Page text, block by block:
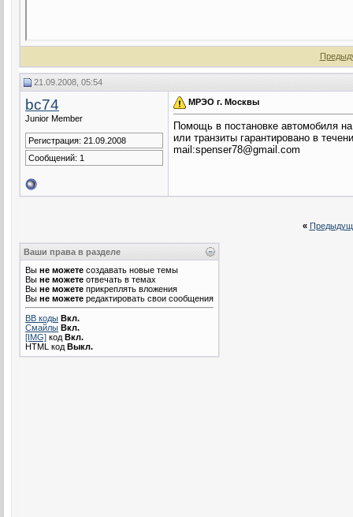
21.09.2008, 05:54
bc74
Junior Member
Регистрация: 21.09.2008
Сообщений: 1
МРЭО г. Москвы
Помощь в постановке автомобиля
или транзиты гарантировано в
mail:spenser78@gmail.com
«
Ваши права в разделе
Вы не можете создавать новые темы
Вы не можете отвечать в темах
Вы не можете прикреплять вложения
Вы не можете редактировать свои сообщения
BB коды Вкл.
Смайлы Вкл.
[IMG] код Вкл.
HTML код Выкл.